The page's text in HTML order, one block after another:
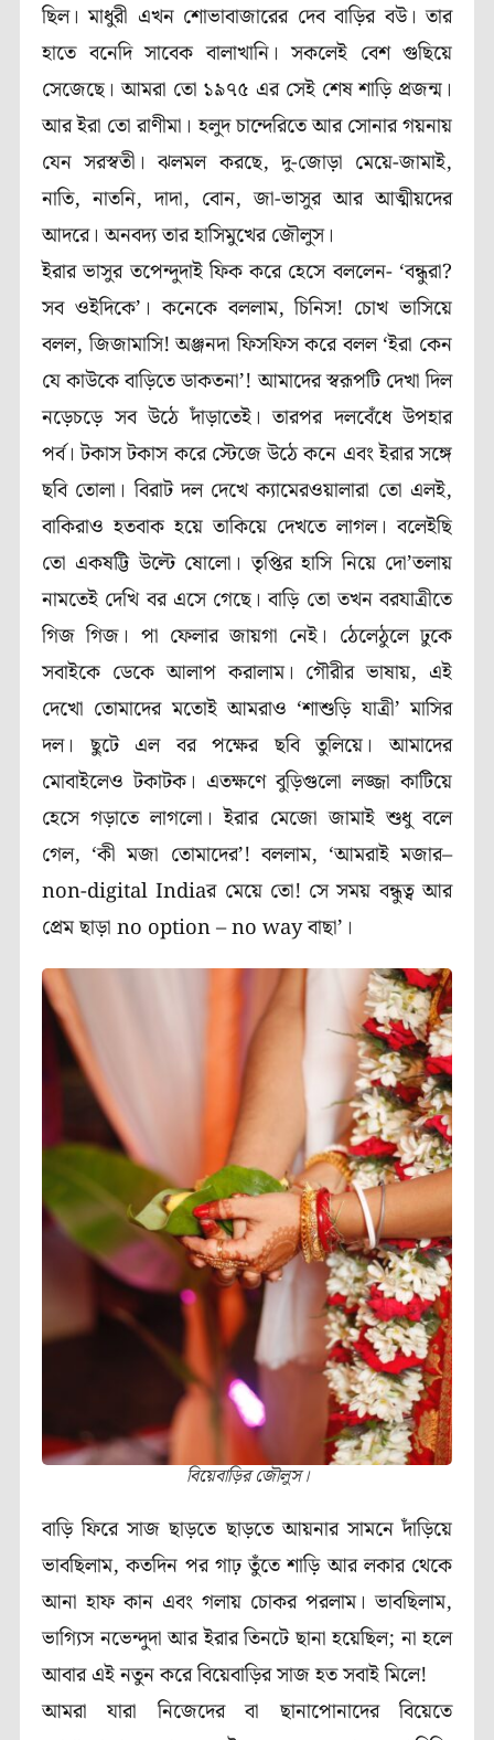
ছিল। মাধুরী এখন শোভাবাজারের দেব বাড়ির বউ। তার
হাতে বনেদি সাবেক বালাখানি। সকলেই বেশ গুছিয়ে
সেজেছে। আমরা তো ১৯৭৫ এর সেই শেষ শাড়ি প্রজন্ম।
আর ইরা তো রাণীমা। হলুদ চান্দেরিতে আর সোনার গয়নায়
যেন সরস্বতী। ঝলমল করছে, দু-জোড়া মেয়ে-জামাই,
নাতি, নাতনি, দাদা, বোন, জা-ভাসুর আর আত্মীয়দের
আদরে। অনবদ্য তার হাসিমুখের জৌলুস।
ইরার ভাসুর তপেন্দুদাই ফিক করে হেসে বললেন- ‘বন্ধুরা?
সব ওইদিকে’। কনেকে বললাম, চিনিস! চোখ ভাসিয়ে
বলল, জিজামাসি! অঞ্জনদা ফিসফিস করে বলল ‘ইরা কেন
যে কাউকে বাড়িতে ডাকতনা’! আমাদের স্বরূপটি দেখা দিল
নড়েচড়ে সব উঠে দাঁড়াতেই। তারপর দলবেঁধে উপহার
পর্ব। টকাস টকাস করে স্টেজে উঠে কনে এবং ইরার সঙ্গে
ছবি তোলা। বিরাট দল দেখে ক্যামেরওয়ালারা তো এলই,
বাকিরাও হতবাক হয়ে তাকিয়ে দেখতে লাগল। বলেইছি
তো একষট্টি উল্টে ষোলো। তৃপ্তির হাসি নিয়ে দো’তলায়
নামতেই দেখি বর এসে গেছে। বাড়ি তো তখন বরযাত্রীতে
গিজ গিজ। পা ফেলার জায়গা নেই। ঠেলেঠুলে ঢুকে
সবাইকে ডেকে আলাপ করালাম। গৌরীর ভাষায়, এই
দেখো তোমাদের মতোই আমরাও ‘শাশুড়ি যাত্রী’ মাসির
দল। ছুটে এল বর পক্ষের ছবি তুলিয়ে। আমাদের
মোবাইলেও টকাটক। এতক্ষণে বুড়িগুলো লজ্জা কাটিয়ে
হেসে গড়াতে লাগলো। ইরার মেজো জামাই শুধু বলে
গেল, ‘কী মজা তোমাদের’! বললাম, ‘আমরাই মজার–
non-digital Indiaর মেয়ে তো! সে সময় বন্ধুত্ব আর
প্রেম ছাড়া no option – no way বাছা’।
বিয়েবাড়ির জৌলুস।
বাড়ি ফিরে সাজ ছাড়তে ছাড়তে আয়নার সামনে দাঁড়িয়ে
ভাবছিলাম, কতদিন পর গাঢ় তুঁতে শাড়ি আর লকার থেকে
আনা হাফ কান এবং গলায় চোকর পরলাম। ভাবছিলাম,
ভাগ্যিস নভেন্দুদা আর ইরার তিনটে ছানা হয়েছিল; না হলে
আবার এই নতুন করে বিয়েবাড়ির সাজ হত সবাই মিলে!
আমরা যারা নিজেদের বা ছানাপোনাদের বিয়েতে